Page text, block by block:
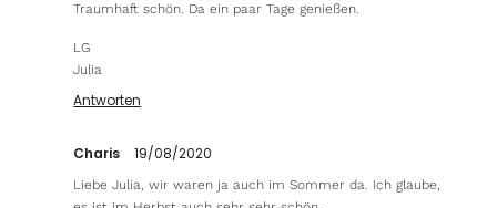
Traumhaft schön. Da ein paar Tage genießen.
LG
Julia
Antworten
Charis 19/08/2020
Liebe Julia, wir waren ja auch im Sommer da. Ich glaube,